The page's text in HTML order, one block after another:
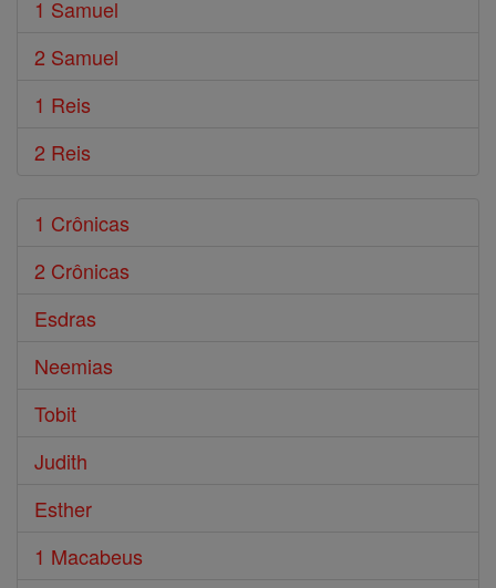
1 Samuel
2 Samuel
1 Reis
2 Reis
1 Crônicas
2 Crônicas
Esdras
Neemias
Tobit
Judith
Esther
1 Macabeus